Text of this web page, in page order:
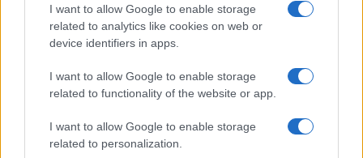
I want to allow Google to enable storage
related to analytics like cookies on web or
device identifiers in apps.
I want to allow Google to enable storage
related to functionality of the website or app.
I want to allow Google to enable storage
related to personalization.
ΕΛΛΑΔΑ